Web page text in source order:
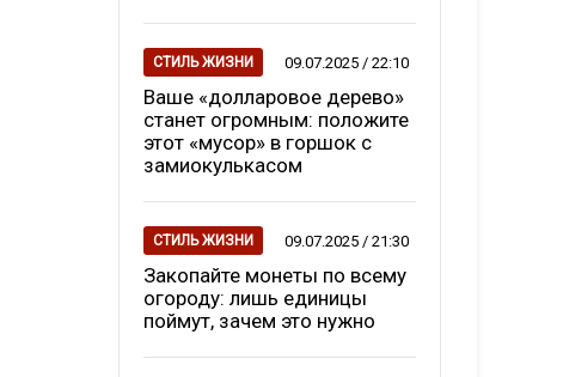
СТИЛЬ ЖИЗНИ 09.07.2025 / 22:10
Ваше «долларовое дерево»
станет огромным: положите
этот «мусор» в горшок с
замиокулькасом
СТИЛЬ ЖИЗНИ 09.07.2025 / 21:30
Закопайте монеты по всему
огороду: лишь единицы
поймут, зачем это нужно